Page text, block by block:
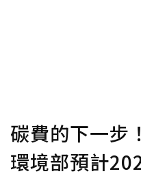
碳費的下一步
環境部預計